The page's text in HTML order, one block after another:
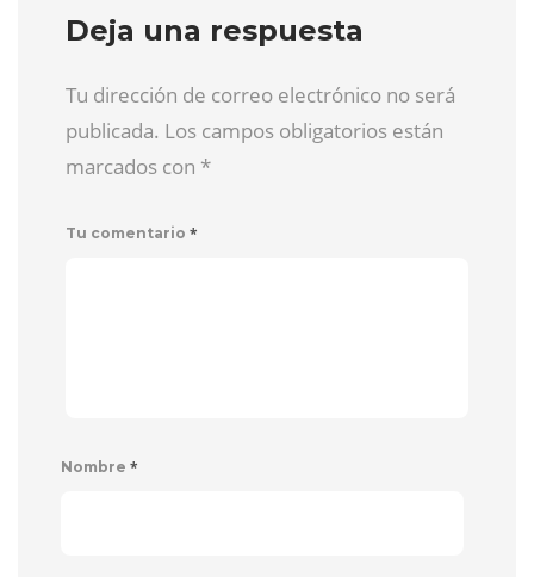
Deja una respuesta
Tu dirección de correo electrónico no será
publicada. Los campos obligatorios están
marcados con *
Tu comentario *
Nombre *